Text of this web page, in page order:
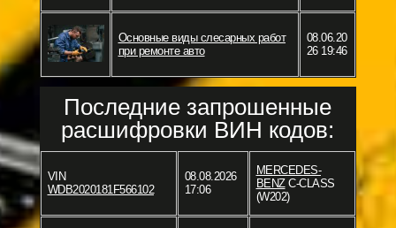
Основные виды слесарных работ
при ремонте авто
08.06.20
26 19:46
Последние запрошенные
расшифровки ВИН кодов:
VIN
WDB2020181F566102
08.08.2026
17:06
MERCEDES-
BENZC-CLASS
(W202)